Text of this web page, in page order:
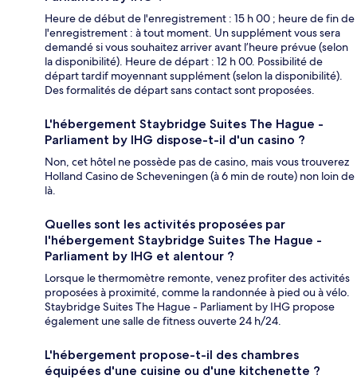
Heure de début de l'enregistrement : 15 h 00 ; heure de fin de
l'enregistrement : à tout moment. Un supplément vous sera
demandé si vous souhaitez arriver avant l’heure prévue (selon
la disponibilité). Heure de départ : 12 h 00. Possibilité de
départ tardif moyennant supplément (selon la disponibilité).
Des formalités de départ sans contact sont proposées.
L'hébergement Staybridge Suites The Hague -
Parliament by IHG dispose-t-il d'un casino ?
Non, cet hôtel ne possède pas de casino, mais vous trouverez
Holland Casino de Scheveningen (à 6 min de route) non loin de
là.
Quelles sont les activités proposées par
l'hébergement Staybridge Suites The Hague -
Parliament by IHG et alentour ?
Lorsque le thermomètre remonte, venez profiter des activités
proposées à proximité, comme la randonnée à pied ou à vélo.
Staybridge Suites The Hague - Parliament by IHG propose
également une salle de fitness ouverte 24 h/24.
L'hébergement propose-t-il des chambres
équipées d'une cuisine ou d'une kitchenette ?